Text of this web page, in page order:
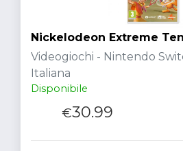
Nickelodeon Extreme
Videogiochi - Nintendo
Italiana
Disponibile
€30.99